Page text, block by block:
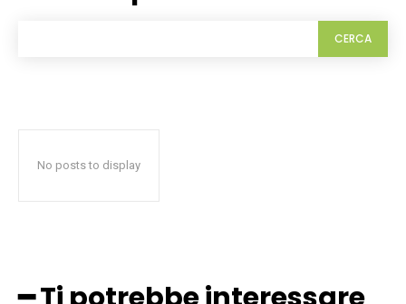
CERCA
No posts to display